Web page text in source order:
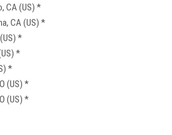
CA (US) *
CA (US) *
*
*
*
(US) *
(US) *